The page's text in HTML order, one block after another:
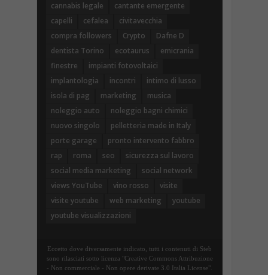
cannabis legale
cantante emergente
capelli
cefalea
civitavecchia
compra followers
Crypto
Dafne D
dentista Torino
ecotaurus
emicrania
finestre
impianti fotovoltaici
implantologia
incontri
intimo di lusso
isola di pag
marketing
musica
noleggio auto
noleggio bagni chimici
nuovo singolo
pelletteria made in Italy
porte garage
pronto intervento fabbro
rap
roma seo
sicurezza sul lavoro
social media marketing
social network
views YouTube
vino rosso
visite
visite youtube
web marketing
youtube
youtube visualizzazioni
Eccetto dove diversamente indicato, tutti i contenuti di Steb
sono rilasciati sotto licenza "Creative Commons Attribuzione
- Non commerciale - Non opere derivate 3.0 Italia License".